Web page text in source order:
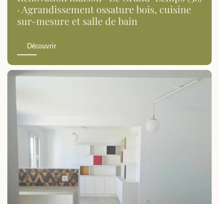
· Agrandissement ossature bois, cuisine
sur-mesure et salle de bain
Découvrir